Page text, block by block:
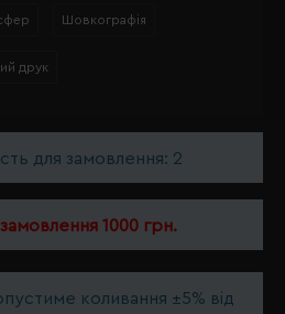
Шовкографія
друк
для замовлення: 2
1000 грн.
коливання ±5% від